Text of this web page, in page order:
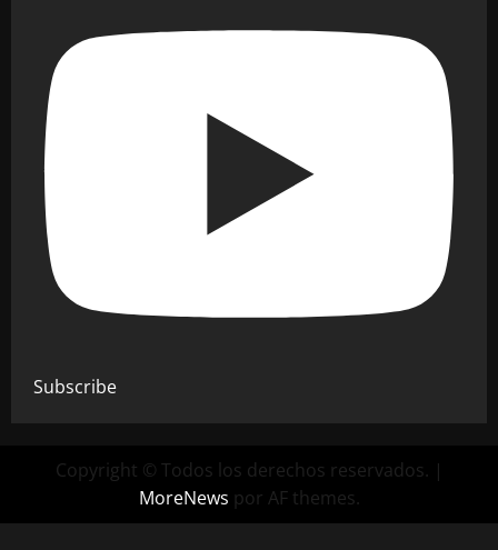
Subscribe
Copyright © Todos los derechos reservados. |
MoreNews por AF themes.